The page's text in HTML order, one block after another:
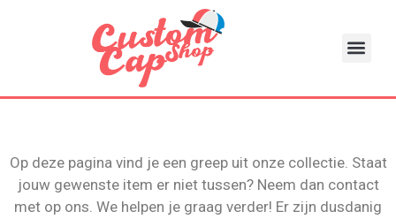
Op deze pagina vind je een greep uit onze collectie. Staat
jouw gewenste item er niet tussen? Neem dan contact
met op ons. We helpen je graag verder! Er zijn dusdanig